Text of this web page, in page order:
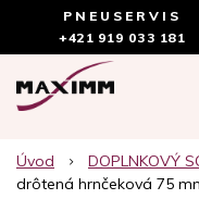
PNEUSERVIS
+421 919 033 181
Úvod DOPLNKOVÝ
drôtená hrnčeková 75